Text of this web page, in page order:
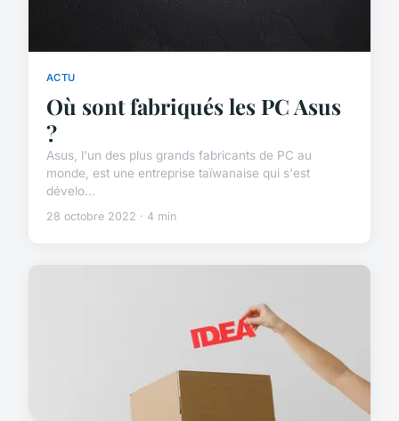
ACTU
Où sont fabriqués les PC Asus
?
Asus, l'un des plus grands fabricants de PC au
monde, est une entreprise taïwanaise qui s'est
dévelo...
28 octobre 2022 · 4 min